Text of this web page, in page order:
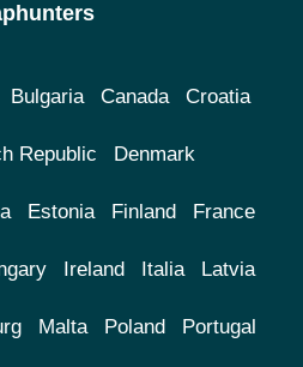
Bulgaria Canada Croatia
Republic Denmark
Estonia Finland France
Ireland Italia Latvia
Malta Poland Portugal